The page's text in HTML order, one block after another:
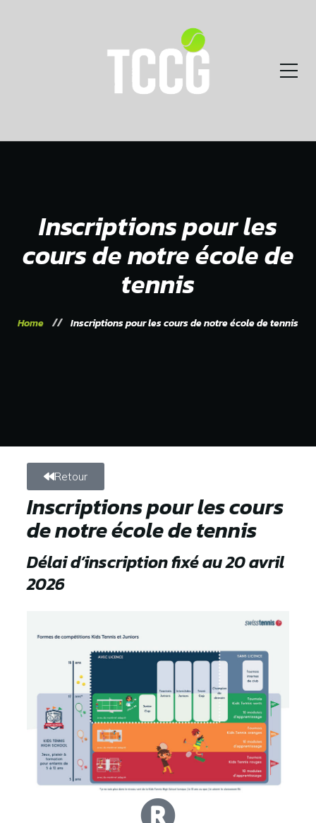
Inscriptions pour les
cours de notre école de
tennis
Home Inscriptions pour les cours de notre école de tennis
Retour
Inscriptions pour les cours
de notre école de tennis
Délai d’inscription fixé au 20 avril
2026